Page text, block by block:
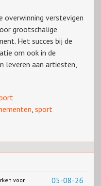
overwinning verstevigen
grootschalige
Het succes bij de
om ook in de
aan artiesten,
, sport
05-08-26
voor